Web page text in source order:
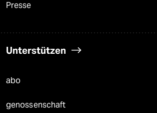
Presse
Unterstützen
abo
genossenschaft